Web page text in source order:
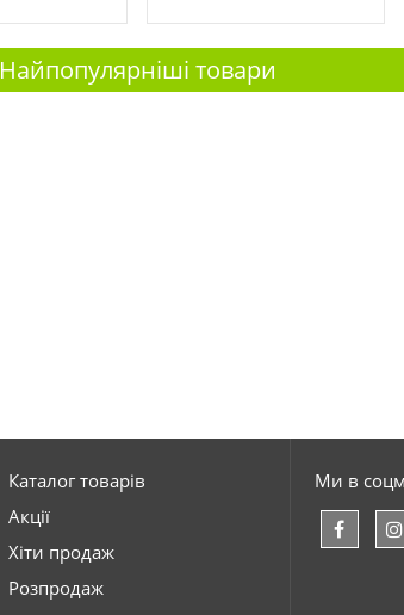
Найпопулярніші товари
Каталог товарів
Акції
Хіти продаж
Розпродаж
Ми в